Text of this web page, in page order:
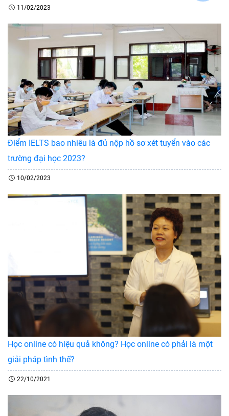
11/02/2023
Điểm IELTS bao nhiêu là đủ nộp hồ sơ xét tuyển vào các
trường đại học 2023?
10/02/2023
Học online có hiệu quả không? Học online có phải là một
giải pháp tình thế?
22/10/2021